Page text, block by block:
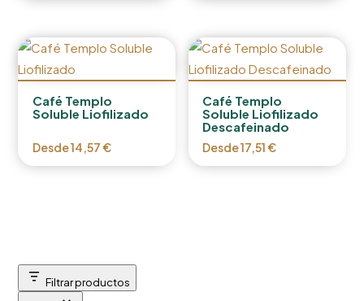
Café Templo
Soluble Liofilizado
Desde14,57€
Café Templo
Soluble Liofilizado
Descafeinado
Desde17,51€
Filtrar productos